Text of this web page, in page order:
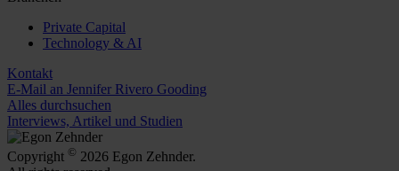
Private Capital
Technology & AI
Kontakt
E-Mail an Jennifer Rivero Gooding
Alles durchsuchen
Interviews, Artikel und Studien
Copyright © 2026 Egon Zehnder.